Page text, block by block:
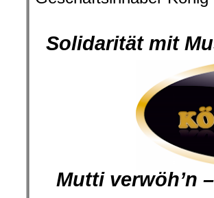
Solidarität mit
Mutti verwöh’n